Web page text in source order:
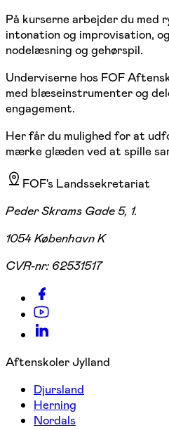
På kurserne arbejder du med
intonation og improvisation,
nodelæsning og gehørspil.
Underviserne hos FOF
med blæseinstrumenter og
engagement.
Her får du mulighed for at
mærke glæden ved at spille
FOF's Landssekretariat
Peder Skrams Gade 5, 1.
1054 København K
CVR-nr: 62531517
Aftenskoler Jylland
Djursland
Herning
Nordals